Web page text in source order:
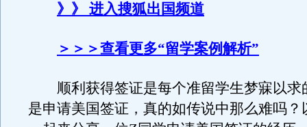
》》 进入搜狐出国频道
＞＞＞查看更多“留学案例解析”
顺利获得签证是每个准留学生梦寐以求
是申请美国签证，真的如传说中那么难吗？